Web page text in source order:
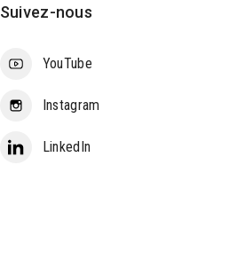
Suivez-nous
YouTube
Instagram
LinkedIn